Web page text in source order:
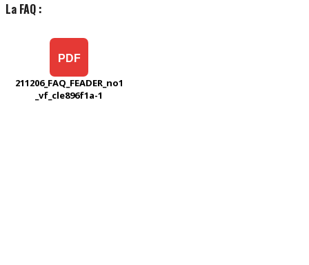
La FAQ :
PDF
211206_FAQ_FEADER_no1
_vf_cle896f1a-1